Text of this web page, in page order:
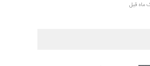
برندگان